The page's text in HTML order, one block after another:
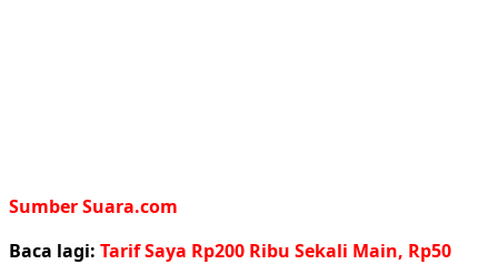
Sumber Suara.com
Baca lagi: Tarif Saya Rp200 Ribu Sekali Main, Rp50